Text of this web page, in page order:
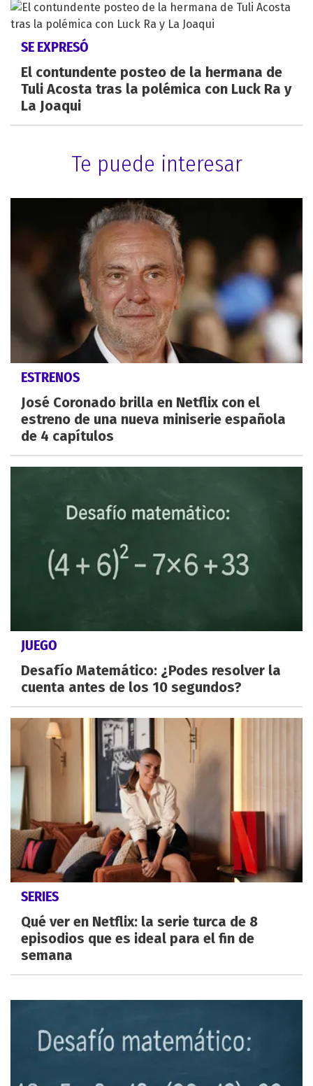
SE EXPRESÓ
El contundente posteo de la hermana de
Tuli Acosta tras la polémica con Luck Ra y
La Joaqui
Te puede interesar
ESTRENOS
José Coronado brilla en Netflix con el
estreno de una nueva miniserie española
de 4 capítulos
JUEGO
Desafío Matemático: ¿Podes resolver la
cuenta antes de los 10 segundos?
SERIES
Qué ver en Netflix: la serie turca de 8
episodios que es ideal para el fin de
semana